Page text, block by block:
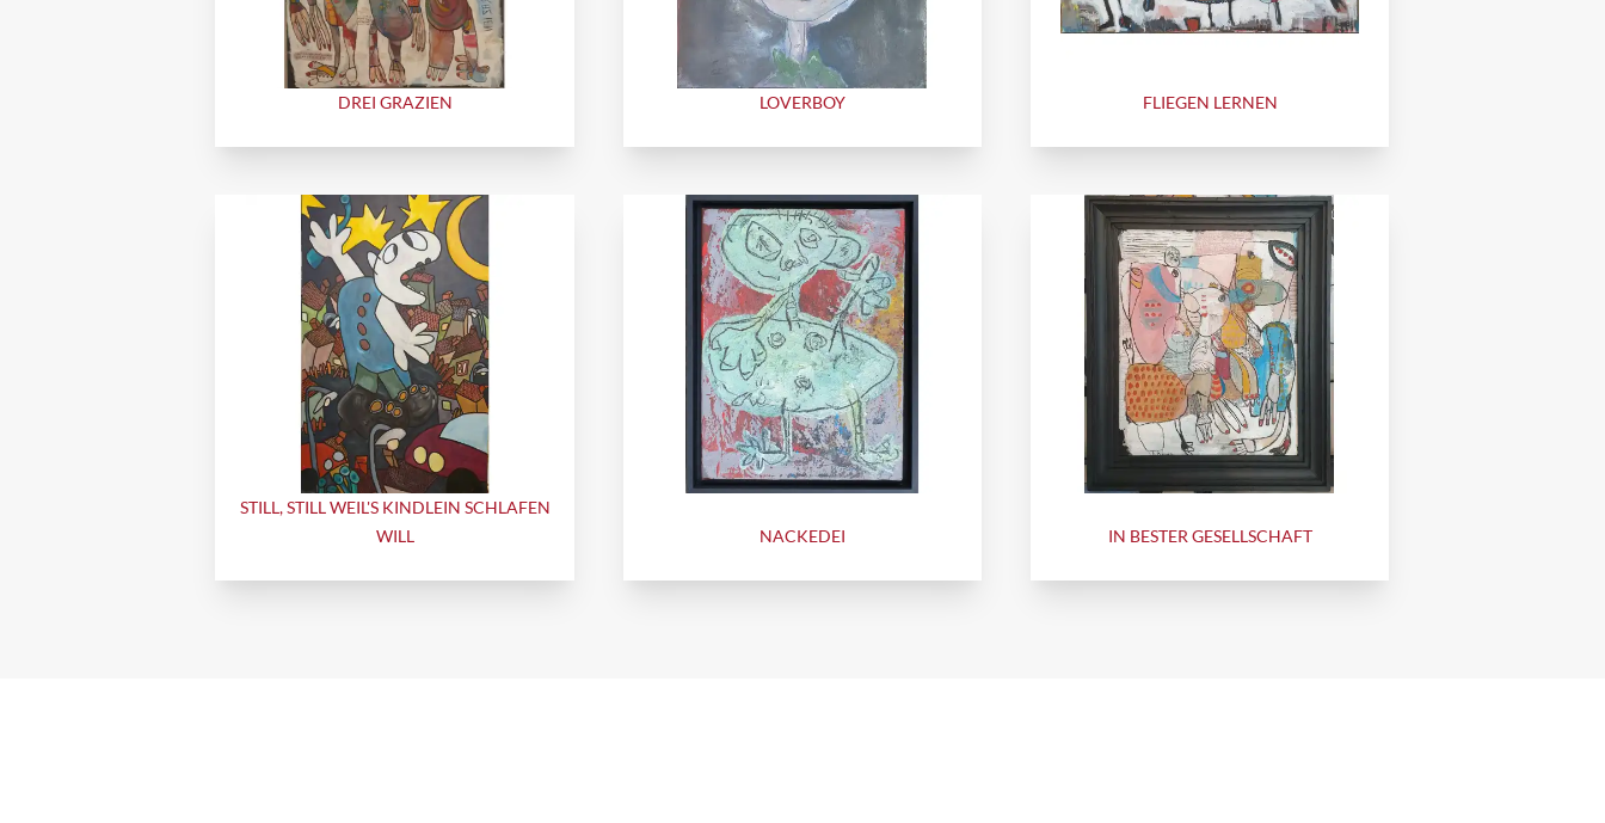
DREI GRAZIEN LOVERBOY FLIEGEN LERNEN
STILL, STILL WEIL'S KINDLEIN SCHLAFEN
WILL
NACKEDEI IN BESTER GESELLSCHAFT